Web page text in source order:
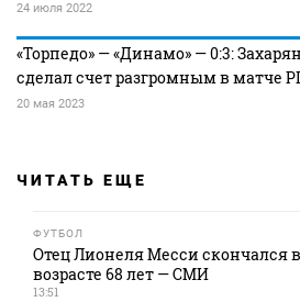
24 июля 2022
«Торпедо» — «Динамо» — 0:3:
сделал счет разгромным в матче
20 мая 2023
ЧИТАТЬ ЕЩЕ
ФУТБОЛ
Отец Лионеля Месси скончался в
возрасте 68 лет — СМИ
13:51